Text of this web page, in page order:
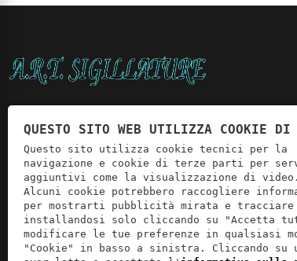
Dal 2013 garantiamo soluzioni affidabili per le
grazie a competenze consolidate e a un servizio
per rispondere alle richieste più elevate in Veneto,
Lombardia ed Emilia-Romagna, oltre che nel Nord
QUESTO SITO WEB UTILIZZA COOKIE DI
Questo sito utilizza cookie tecnici per la
navigazione e cookie di terze parti per
aggiuntivi come la visualizzazione di video.
Alcuni cookie potrebbero raccogliere
per mostrarti pubblicità mirata e
installandosi solo cliccando su "Accetta
modificare le tue preferenze in qualsiasi
"Cookie" in basso a sinistra. Cliccando su